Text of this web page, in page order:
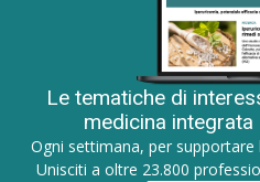
Le tematiche di
medicina
Ogni settimana, per
Unisciti a oltre 23.800